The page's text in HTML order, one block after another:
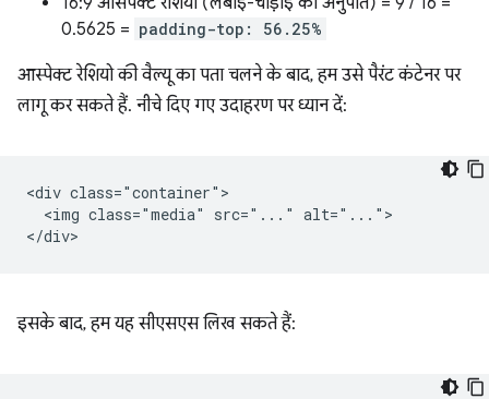
0.5625 = padding-top: 56.25%
आस्पेक्ट रेशियो की वैल्यू का पता चलने के बाद, हम उसे पैरंट कंटेनर पर
लागू कर सकते हैं. नीचे दिए गए उदाहरण पर ध्यान दें:
<div class="container">
  <img class="media" src="..." alt="...">
इसके बाद, हम यह सीएसएस लिख सकते हैं: